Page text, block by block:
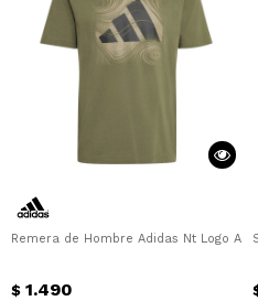
Remera de Hombre Adidas Nt Logo
$ 1.490